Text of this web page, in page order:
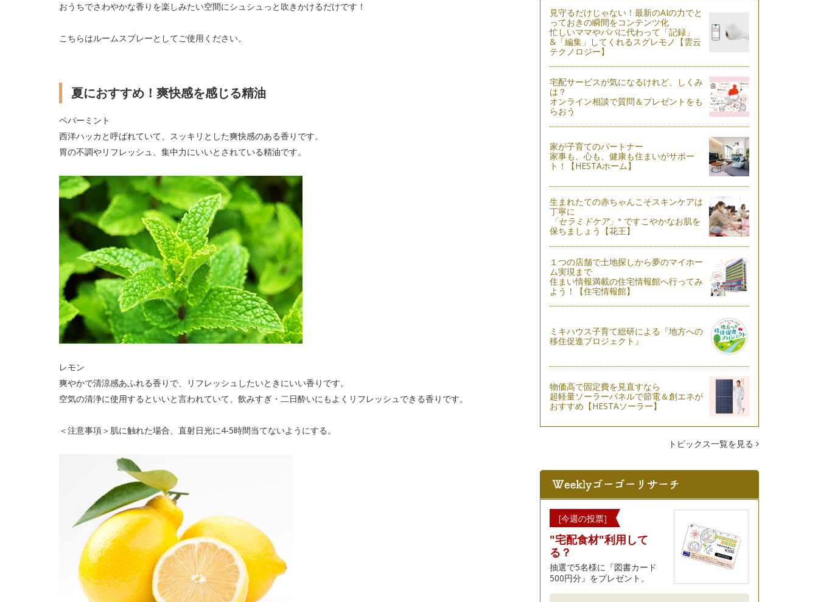
おうちでさわやかな香りを楽しみたい空間にシュシュっと吹きかけるだけです！
こちらはルームスプレーとしてご使用ください。
夏におすすめ！爽快感を感じる精油
ペパーミント
西洋ハッカと呼ばれていて、スッキリとした爽快感のある香りです。
胃の不調やリフレッシュ、集中力にいいとされている精油です。
レモン
爽やかで清涼感あふれる香りで、リフレッシュしたいときにいい香りです。
空気の清浄に使用するといいと言われていて、飲みすぎ・二日酔いにもよくリフレッシュできる香りです。
＜注意事項＞肌に触れた場合、直射日光に4-5時間当てないようにする。
見守るだけじゃない！最新のAIの力でと
っておきの瞬間をコンテンツ化
忙しいママやパパに代わって「記録」
&「編集」してくれるスグレモノ【雲云
テクノロジー】
宅配サービスが気になるけれど、しくみ
は？
オンライン相談で質問＆プレゼントをも
らおう
家が子育てのパートナー
家事も、心も、健康も住まいがサポー
ト！【HESTAホーム】
生まれたての赤ちゃんこそスキンケアは
丁寧に
「セラミドケア」 ※ですこやかなお肌を
保ちましょう【花王】
１つの店舗で土地探しから夢のマイホー
ム実現まで
住まい情報満載の住宅情報館へ行ってみ
よう！【住宅情報館】
ミキハウス子育て総研による『地方への
移住促進プロジェクト』
物価高で固定費を見直すなら
超軽量ソーラーパネルで節電＆創エネが
おすすめ【HESTAソーラー】
トピックス一覧を見る
[今週の投票]
"宅配食材"利用して
る？
抽選で5名様に『図書カード
500円分』をプレゼント。